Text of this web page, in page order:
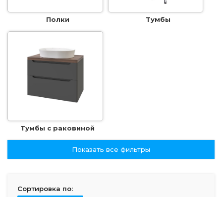
Полки Тумбы
Тумбы с раковиной
Показать все фильтры
Сортировка по: